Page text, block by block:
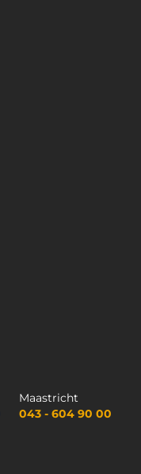
Maastricht
043 - 604 90 00